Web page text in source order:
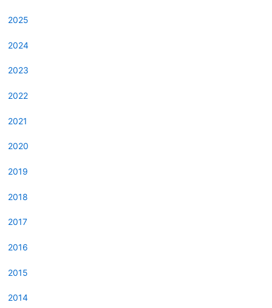
2025
2024
2023
2022
2021
2020
2019
2018
2017
2016
2015
2014